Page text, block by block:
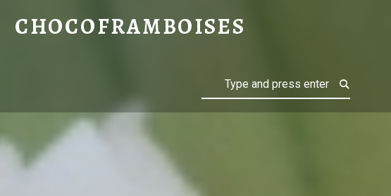
CHOCOFRAMBOISES